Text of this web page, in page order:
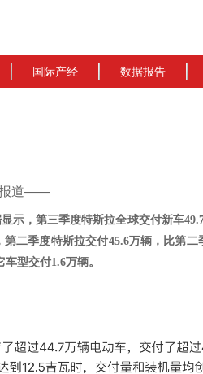
国际产经 数据报告
报道——
示，第三季度特斯拉全球交付新车
第二季度特斯拉交付45.6万辆，比第二
型交付1.6万辆。